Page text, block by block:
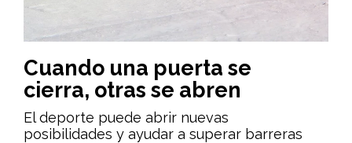
Cuando una puerta se
cierra, otras se abren
El deporte puede abrir nuevas
posibilidades y ayudar a superar barreras